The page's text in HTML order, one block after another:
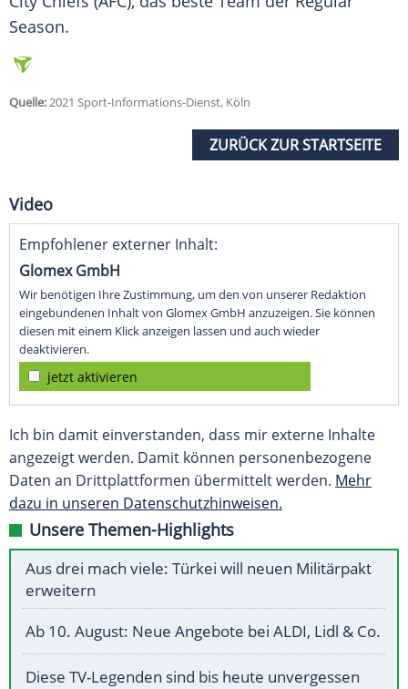
Season.
Quelle:2021 Sport-Informations-Dienst, Köln
ZURÜCK ZUR STARTSEITE
Video
Empfohlener externer Inhalt:
Glomex GmbH
Wir benötigen Ihre Zustimmung, um den von unserer Redaktion
eingebundenen Inhalt von Glomex GmbH anzuzeigen. Sie können
diesen mit einem Klick anzeigen lassen und auch wieder
deaktivieren.
jetzt aktivieren
Ich bin damit einverstanden, dass mir externe Inhalte
angezeigt werden. Damit können personenbezogene
Daten an Drittplattformen übermittelt werden. Mehr
dazu in unseren Datenschutzhinweisen.
Unsere Themen-Highlights
Aus drei mach viele: Türkei will neuen Militärpakt
erweitern
Ab 10. August: Neue Angebote bei ALDI, Lidl & Co.
Diese TV-Legenden sind bis heute unvergessen